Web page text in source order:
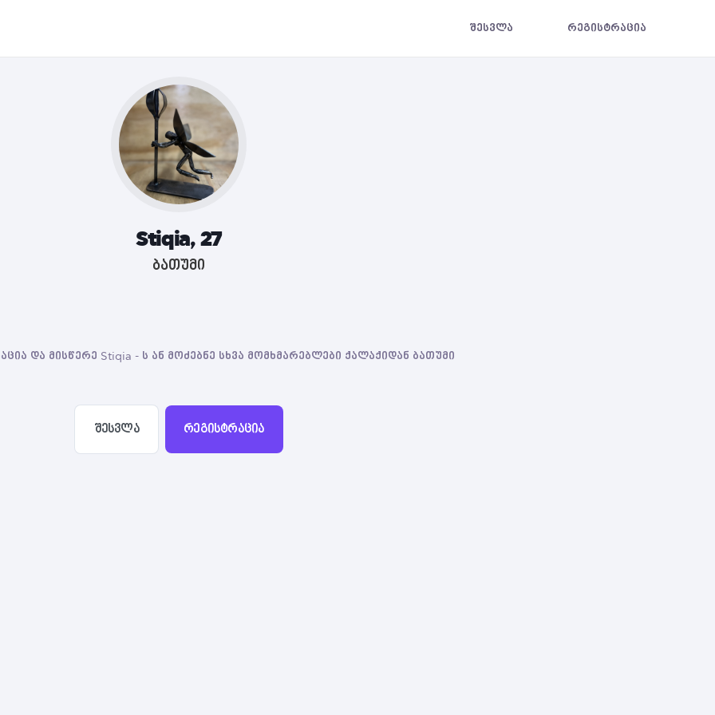
შესვლა რეგისტრაცია
Stiqia, 27
ბათუმი
და მისწერე Stiqia - ს ან მოძებნე სხვა მომხმარებლები ქალაქიდან ბათუმი
შესვლა რეგისტრაცია